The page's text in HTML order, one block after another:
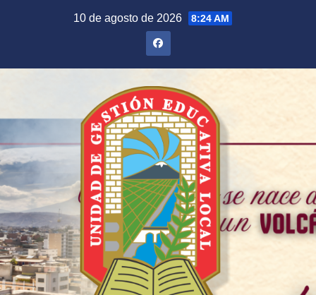
10 de agosto de 2026 8:24 AM